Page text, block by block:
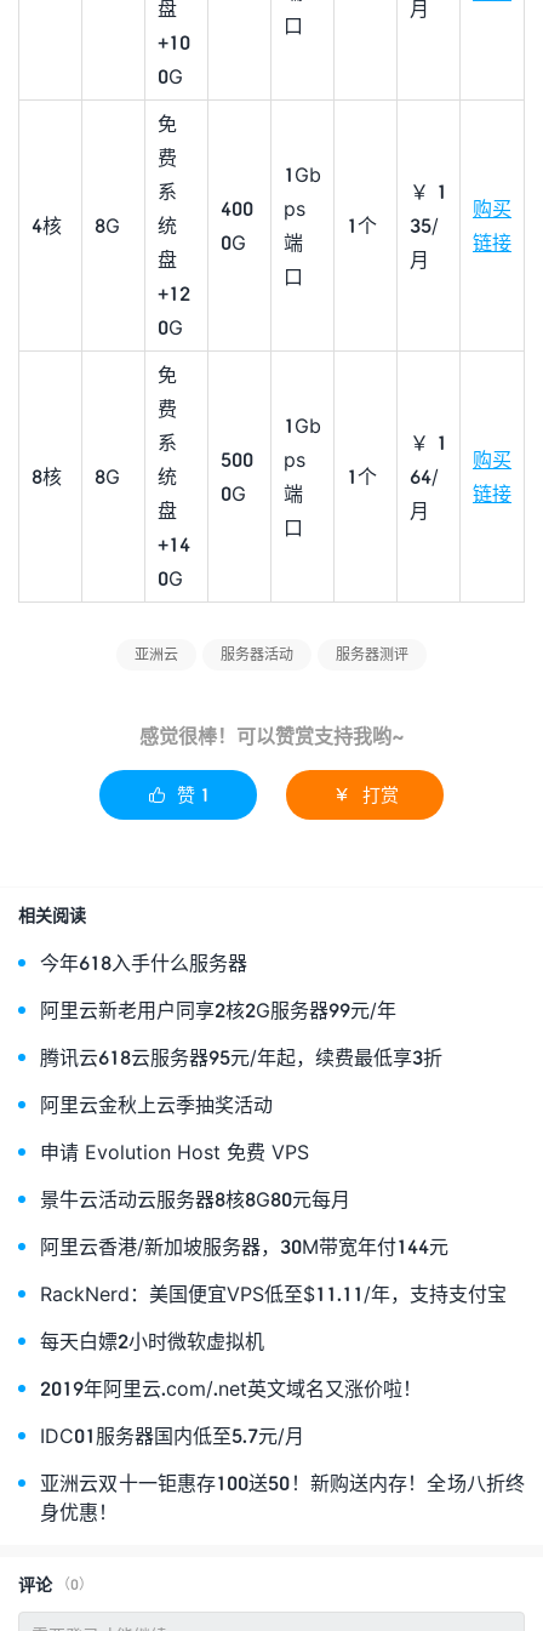
盘
+10
0G
口
月
4核 8G
免
费
系
统
盘
+12
0G
400
0G
1Gb
ps
端
口
1个
￥1
35/
月
购买
链接
8核 8G
免
费
系
统
盘
+14
0G
500
0G
1Gb
ps
端
口
1个
￥1
64/
月
购买
链接
亚洲云 服务器活动 服务器测评
感觉很棒！可以赞赏支持我哟~
 赞 1  打赏
相关阅读
今年618入手什么服务器
阿里云新老用户同享2核2G服务器99元/年
腾讯云618云服务器95元/年起，续费最低享3折
阿里云金秋上云季抽奖活动
申请 Evolution Host 免费 VPS
景牛云活动云服务器8核8G80元每月
阿里云香港/新加坡服务器，30M带宽年付144元
RackNerd：美国便宜VPS低至$11.11/年，支持支付宝
每天白嫖2小时微软虚拟机
2019年阿里云.com/.net英文域名又涨价啦！
IDC01服务器国内低至5.7元/月
亚洲云双十一钜惠存100送50！新购送内存！全场八折终
身优惠！
评论（0）